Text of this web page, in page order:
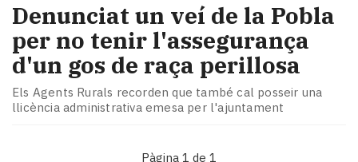
Denunciat un veí de la Pobla
per no tenir l'assegurança
d'un gos de raça perillosa
Els Agents Rurals recorden que també cal posseir una
llicència administrativa emesa per l'ajuntament
Pàgina 1 de 1